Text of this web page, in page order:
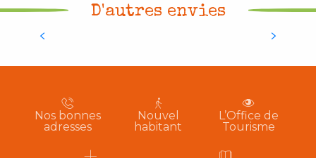
D'autres envies
Nos bonnes
adresses
Nouvel
habitant
L’Office de
Tourisme